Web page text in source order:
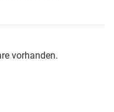
vorhanden.